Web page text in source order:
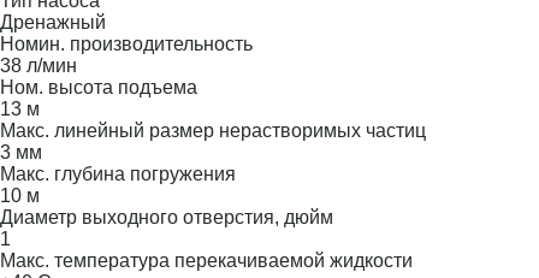
Дренажный
Номин. производительность
38 л/мин
Ном. высота подъема
13 м
Макс. линейный размер нерастворимых частиц
3 мм
Макс. глубина погружения
10 м
Диаметр выходного отверстия, дюйм
1
Макс. температура перекачиваемой жидкости